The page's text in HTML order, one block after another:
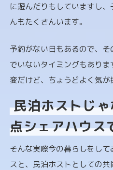
に遊んだりもしていますし
んもたくさんいます。
予約がない日もあるので、
でいないタイミングもあり
変だけど、ちょうどよく気が
民泊ホストじ
点シェアハウス
そんな実際今の暮らしをし
スと、民泊ホストとしての